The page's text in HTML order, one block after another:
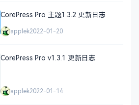
CorePress Pro 主题1.3.2 更新日志
applek2022-01-20
CorePress Pro v1.3.1 更新日志
applek2022-01-14